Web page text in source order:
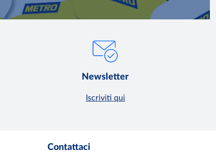
Newsletter
Iscriviti qui
Contattaci